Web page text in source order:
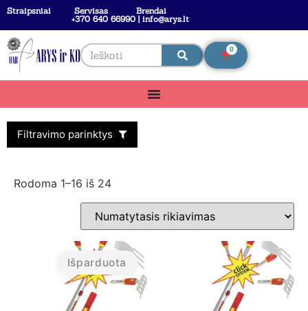
Straipsniai Servisas
Brendai
+370 640 66990 | info@arys.lt
0
Filtravimo parinktys
Rodoma 1–16 iš 24
Išparduota